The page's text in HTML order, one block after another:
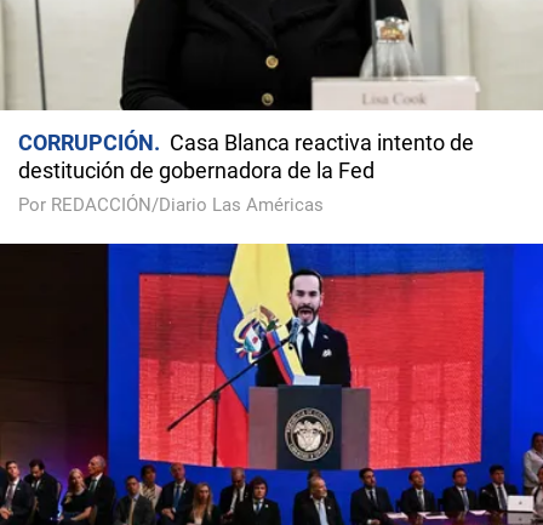
CORRUPCIÓN
Casa Blanca reactiva intento de
destitución de gobernadora de la Fed
Por REDACCIÓN/Diario Las Américas